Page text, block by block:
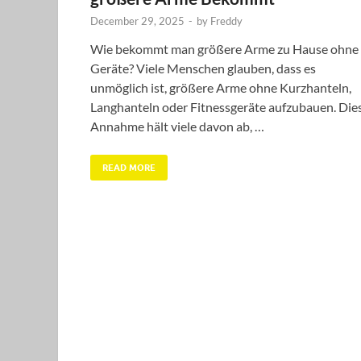
December 29, 2025 - by Freddy
Wie bekommt man größere Arme zu Hause ohne
Geräte? Viele Menschen glauben, dass es
unmöglich ist, größere Arme ohne Kurzhanteln,
Langhanteln oder Fitnessgeräte aufzubauen.
Annahme hält viele davon ab, …
READ MORE